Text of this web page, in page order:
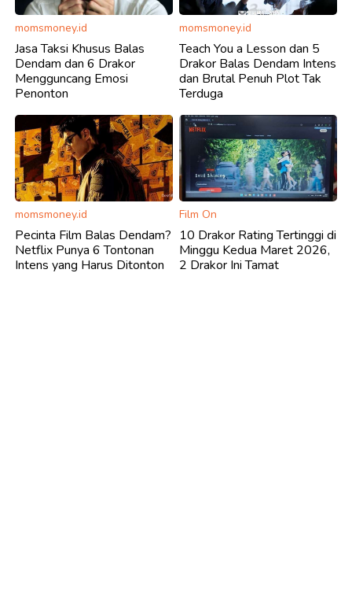
momsmoney.id
Jasa Taksi Khusus Balas
Dendam dan 6 Drakor
Mengguncang Emosi
Penonton
momsmoney.id
Teach You a Lesson dan 5
Drakor Balas Dendam Intens
dan Brutal Penuh Plot Tak
Terduga
momsmoney.id
Pecinta Film Balas Dendam?
Netflix Punya 6 Tontonan
Intens yang Harus Ditonton
Film On
10 Drakor Rating Tertinggi di
Minggu Kedua Maret 2026,
2 Drakor Ini Tamat